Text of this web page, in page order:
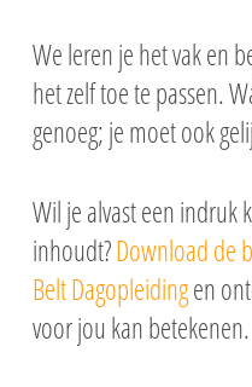
We leren je het vak en
het zelf toe te passen.
genoeg; je moet ook
Wil je alvast een indruk
inhoudt?Download de
Belt Dagopleidingen
voor jou kan betekenen.